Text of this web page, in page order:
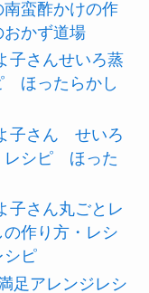
南蛮酢かけの作
かず道場
子さんせいろ蒸
ほったらかし
子さん せいろ
レシピ ほった
子さん丸ごとレ
作り方・レシ
ピ
足アレンジレシ